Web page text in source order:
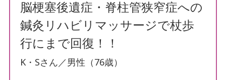
脳梗塞後遺症・脊柱管狭窄症への
鍼灸リハビリマッサージで杖歩
行にまで回復！！
K・Sさん／男性（76歳）